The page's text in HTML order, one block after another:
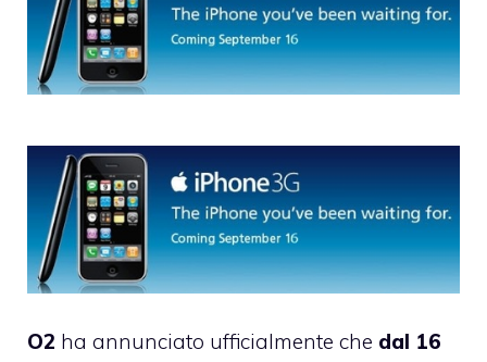
O2 ha annunciato ufficialmente che dal 16